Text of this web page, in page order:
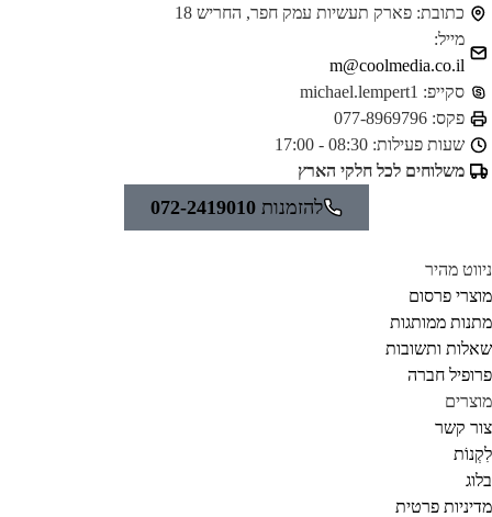
כתובת:פארק תעשיות עמק חפר, החריש 18
מייל:
m@coolmedia.co.il
סקייפ:michael.lempert1
פקס:077-8969796
שעות פעילות:08:30 - 17:00
משלוחים לכל חלקי הארץ
להזמנות072-2419010
מהיר
פרסום
ממותגות
ותשובות
חברה
קשר
פרטית